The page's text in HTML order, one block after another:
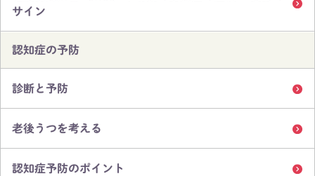
サイン
認知症の予防
診断と予防
老後うつを考える
認知症予防のポイント